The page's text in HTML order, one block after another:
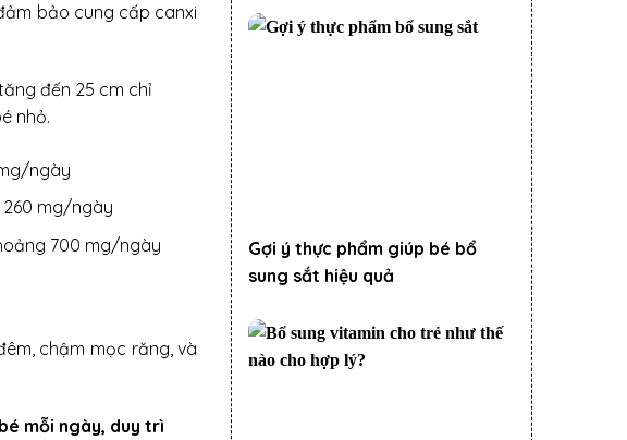
bảo cung cấp canxi
đến 25 cm chỉ
nhỏ.
ngày
260 mg/ngày
700 mg/ngày
chậm mọc răng, và
mỗi ngày, duy trì
Gợi ý thực phẩm giúp bé bổ
sung sắt hiệu quả